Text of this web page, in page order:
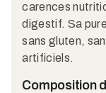
carences
digestif. Sa
sans gluten,
artificiels.
Composition